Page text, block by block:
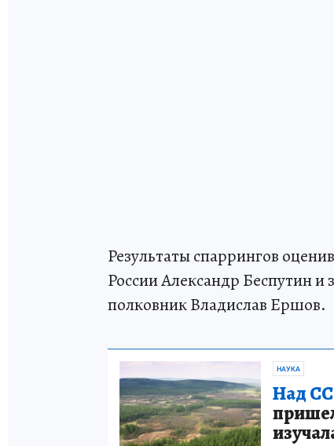
Результаты спаррингов
России Александр Беспутин и
полковник Владислав Ершов.
НАУКА
Над